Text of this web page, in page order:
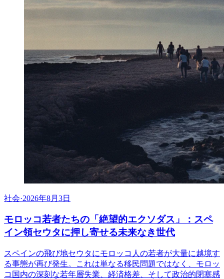
社会·2026年8月3日
モロッコ若者たちの「絶望的エクソダス」：スペ
イン領セウタに押し寄せる未来なき世代
スペインの飛び地セウタにモロッコ人の若者が大量に越境す
る事態が再び発生。これは単なる移民問題ではなく、モロッ
コ国内の深刻な若年層失業、経済格差、そして政治的閉塞感